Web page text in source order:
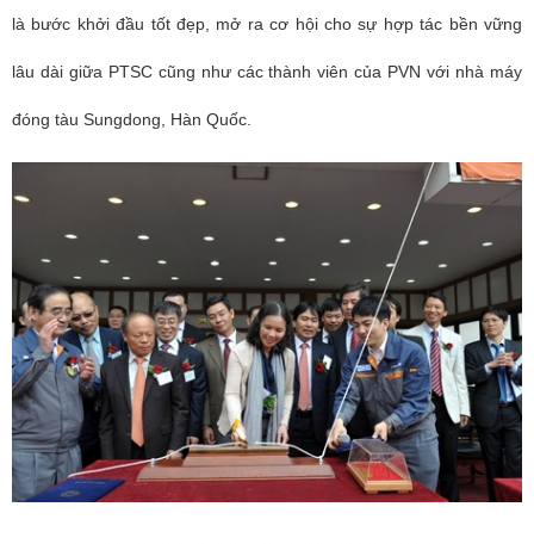
là bước khởi đầu tốt đẹp, mở ra cơ hội cho sự hợp tác bền vững
lâu dài giữa PTSC cũng như các thành viên của PVN với nhà máy
đóng tàu Sungdong, Hàn Quốc.